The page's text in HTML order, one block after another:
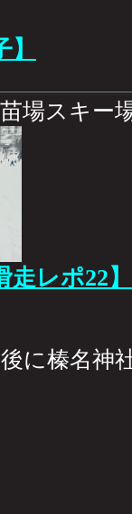
場スキー
走レポ22】
に榛名神